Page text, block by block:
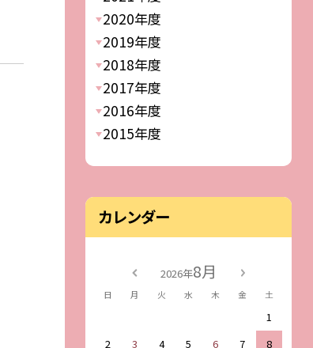
2020年度
2019年度
2018年度
2017年度
2016年度
2015年度
カレンダー
2026年8月
日 月 火 水 木 金 土
1
2
3 4 5 6 7
8